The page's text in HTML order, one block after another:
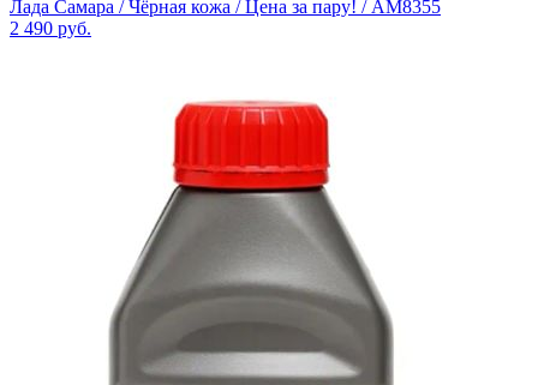
Лада Самара / Чёрная кожа / Цена за пару! / AM8355
2 490 руб.